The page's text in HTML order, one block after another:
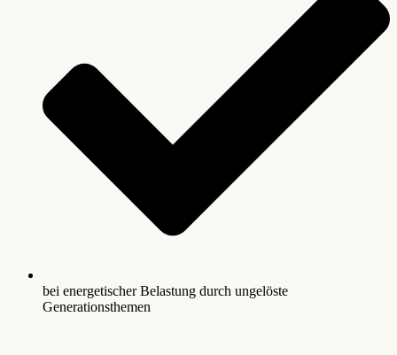
bei energetischer Belastung durch ungelöste
Generationsthemen